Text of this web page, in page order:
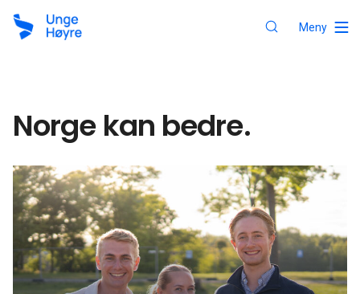
Meny
Norge kan bedre.